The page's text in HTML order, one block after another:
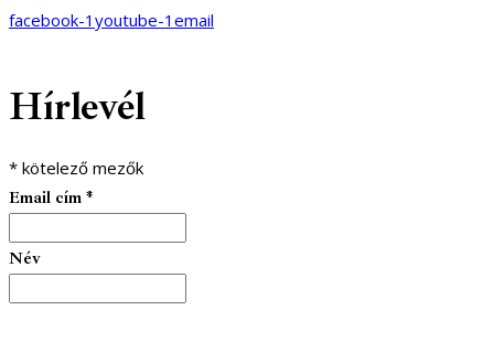
facebook-1 youtube-1 email
Hírlevél
* kötelező mezők
Email cím *
Név